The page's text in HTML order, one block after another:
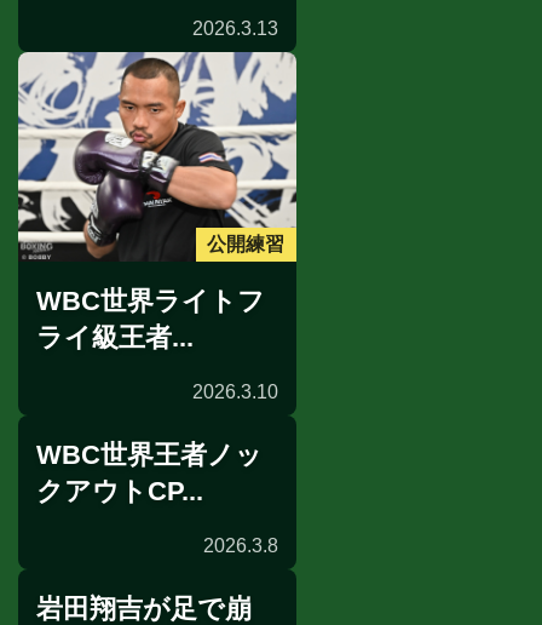
2026.3.13
公開練習
WBC世界ライトフ
ライ級王者...
2026.3.10
来日取材
WBC世界王者ノッ
クアウトCP...
2026.3.8
岩田翔吉が足で崩